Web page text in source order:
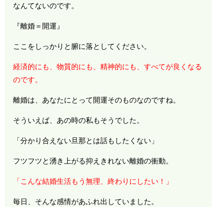
なんてないのです。
『離婚＝開運』
ここをしっかりと腑に落としてください。
経済的にも、物質的にも、精神的にも、すべてが良くなる
のです。
離婚は、あなたにとって開運そのものなのですね。
そういえば、あの時の私もそうでした。
「分かり合えない旦那とは話もしたくない」
フツフツと湧き上がる抑えきれない離婚の衝動。
「こんな結婚生活もう無理、終わりにしたい！」
毎日、そんな感情があふれ出していました。